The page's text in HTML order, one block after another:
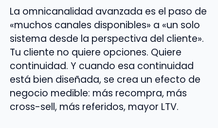
La omnicanalidad avanzada es el paso de
«muchos canales disponibles» a «un solo
sistema desde la perspectiva del cliente».
Tu cliente no quiere opciones. Quiere
continuidad. Y cuando esa continuidad
está bien diseñada, se crea un efecto de
negocio medible: más recompra, más
cross-sell, más referidos, mayor LTV.